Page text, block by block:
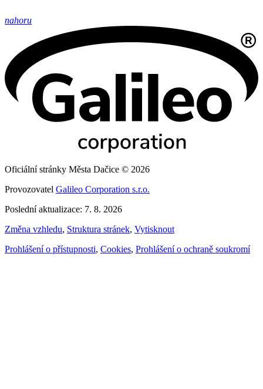
nahoru
Oficiální stránky Města Dačice © 2026
Provozovatel Galileo Corporation s.r.o.
Poslední aktualizace: 7. 8. 2026
Změna vzhledu, Struktura stránek, Vytisknout
Prohlášení o přístupnosti, Cookies, Prohlášení o ochraně soukromí